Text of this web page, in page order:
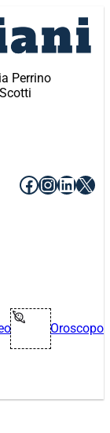
Perrino
Facebook
X
Oroscopo